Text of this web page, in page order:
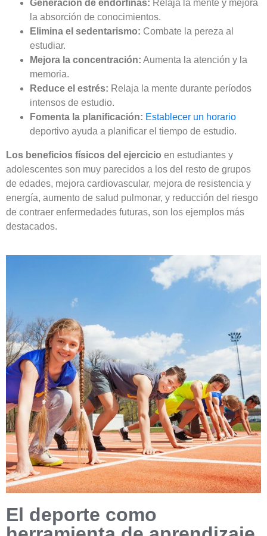
Generación de endorfinas: Relaja la mente y mejora
la absorción de conocimientos.
Elimina el sedentarismo: Combate la pereza al
estudiar.
Mejora la concentración: Aumenta la atención y la
memoria.
Reduce el estrés: Relaja la mente durante períodos
intensos de estudio.
Fomenta la planificación: Establecer un horario
deportivo ayuda a planificar el tiempo de estudio.
Los beneficios físicos del ejercicio en estudiantes y
adolescentes son muy parecidos a los del resto de grupos
de edades, mejora cardiovascular, mejora de resistencia y
energía, aumento de salud pulmonar, y reducción del riesgo
de contraer enfermedades futuras, son los ejemplos más
destacados.
El deporte como